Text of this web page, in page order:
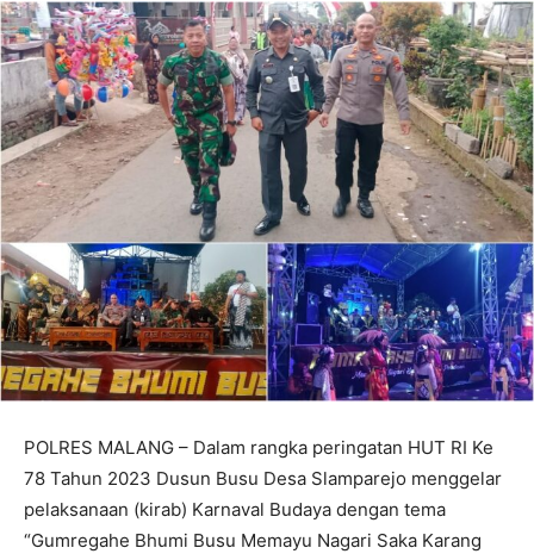
POLRES MALANG – Dalam rangka peringatan HUT RI Ke
78 Tahun 2023 Dusun Busu Desa Slamparejo menggelar
pelaksanaan (kirab) Karnaval Budaya dengan tema
“Gumregahe Bhumi Busu Memayu Nagari Saka Karang